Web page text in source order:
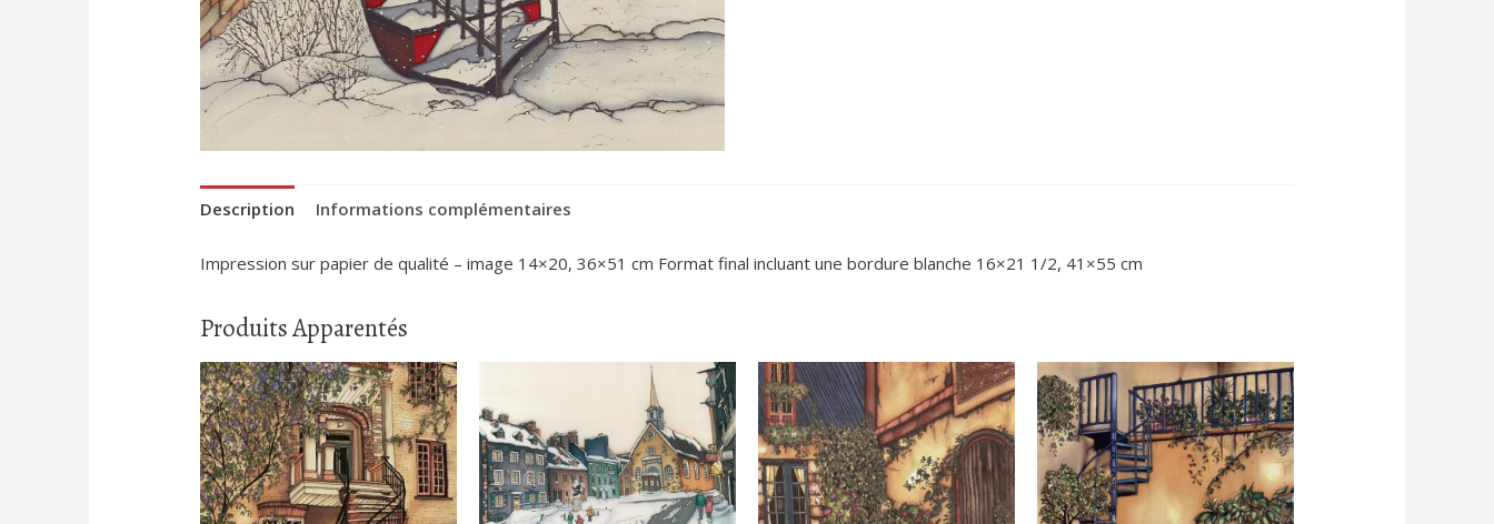
Description Informations complémentaires
Impression sur papier de qualité – image 14×20, 36×51 cm Format final incluant une bordure blanche 16×21 1/2, 41×55 cm
Produits Apparentés